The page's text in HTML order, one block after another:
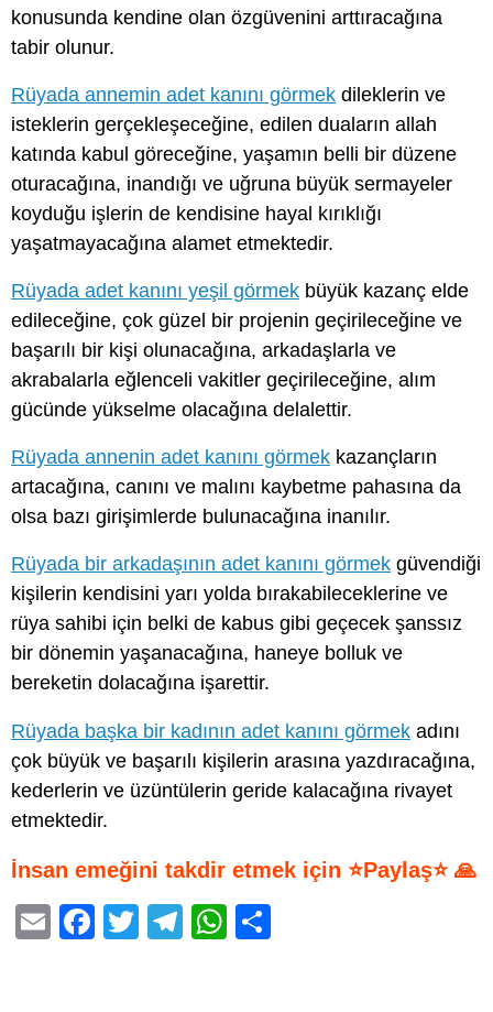
konusunda kendine olan özgüvenini arttıracağına
tabir olunur.
Rüyada annemin adet kanını görmek dileklerin ve
isteklerin gerçekleşeceğine, edilen duaların allah
katında kabul göreceğine, yaşamın belli bir düzene
oturacağına, inandığı ve uğruna büyük sermayeler
koyduğu işlerin de kendisine hayal kırıklığı
yaşatmayacağına alamet etmektedir.
Rüyada adet kanını yeşil görmek büyük kazanç elde
edileceğine, çok güzel bir projenin geçirileceğine ve
başarılı bir kişi olunacağına, arkadaşlarla ve
akrabalarla eğlenceli vakitler geçirileceğine, alım
gücünde yükselme olacağına delalettir.
Rüyada annenin adet kanını görmek kazançların
artacağına, canını ve malını kaybetme pahasına da
olsa bazı girişimlerde bulunacağına inanılır.
Rüyada bir arkadaşının adet kanını görmek güvendiği
kişilerin kendisini yarı yolda bırakabileceklerine ve
rüya sahibi için belki de kabus gibi geçecek şanssız
bir dönemin yaşanacağına, haneye bolluk ve
bereketin dolacağına işarettir.
Rüyada başka bir kadının adet kanını görmek adını
çok büyük ve başarılı kişilerin arasına yazdıracağına,
kederlerin ve üzüntülerin geride kalacağına rivayet
etmektedir.
İnsan emeğini takdir etmek için ⭐Paylaş⭐ 🙏
E
F
T
T
W